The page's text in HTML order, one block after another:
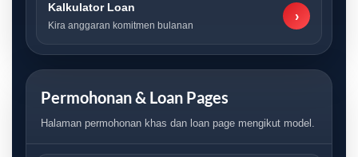
Kalkulator Loan
Kira anggaran komitmen bulanan
›
Permohonan & Loan Pages
Halaman permohonan khas dan loan page mengikut model.